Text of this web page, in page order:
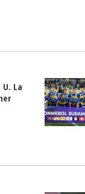
La